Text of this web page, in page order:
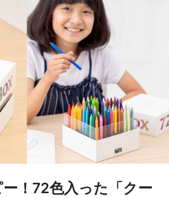
！72色入った「クー